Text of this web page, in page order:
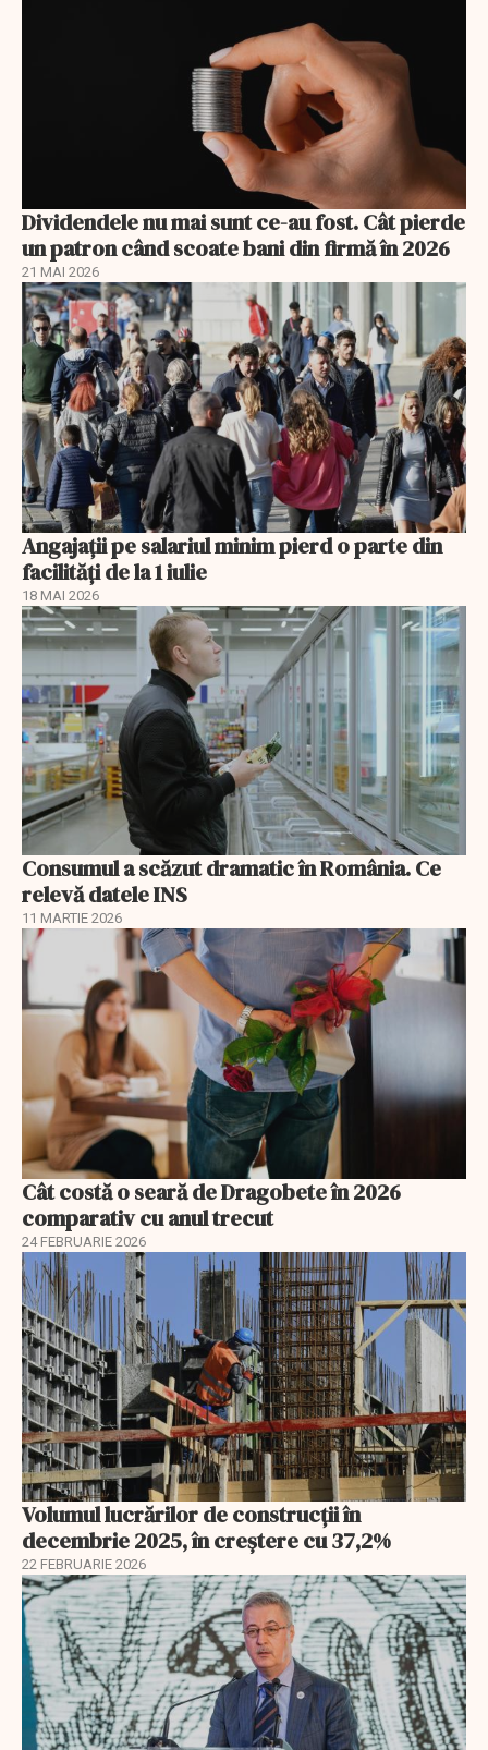
Dividendele nu mai sunt ce-au fost. Cât pierde
un patron când scoate bani din firmă în 2026
21 MAI 2026
Angajații pe salariul minim pierd o parte din
facilități de la 1 iulie
18 MAI 2026
Consumul a scăzut dramatic în România. Ce
relevă datele INS
11 MARTIE 2026
Cât costă o seară de Dragobete în 2026
comparativ cu anul trecut
24 FEBRUARIE 2026
Volumul lucrărilor de construcții în
decembrie 2025, în creștere cu 37,2%
22 FEBRUARIE 2026